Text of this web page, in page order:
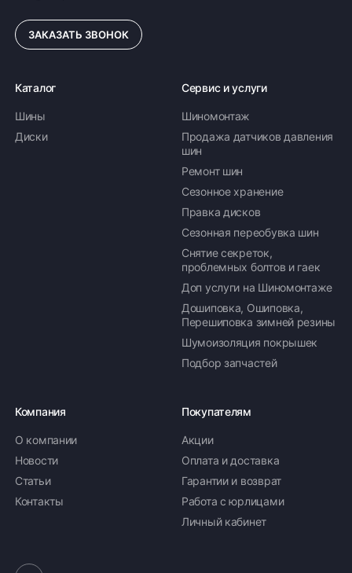
ЗАКАЗАТЬ ЗВОНОК
Каталог
Шины
Диски
Сервис и услуги
Шиномонтаж
Продажа датчиков давления
шин
Ремонт шин
Сезонное хранение
Правка дисков
Сезонная переобувка шин
Снятие секреток,
проблемных болтов и гаек
Доп услуги на Шиномонтаже
Дошиповка, Ошиповка,
Перешиповка зимней резины
Шумоизоляция покрышек
Подбор запчастей
Компания
О компании
Новости
Статьи
Контакты
Покупателям
Акции
Оплата и доставка
Гарантии и возврат
Работа с юрлицами
Личный кабинет